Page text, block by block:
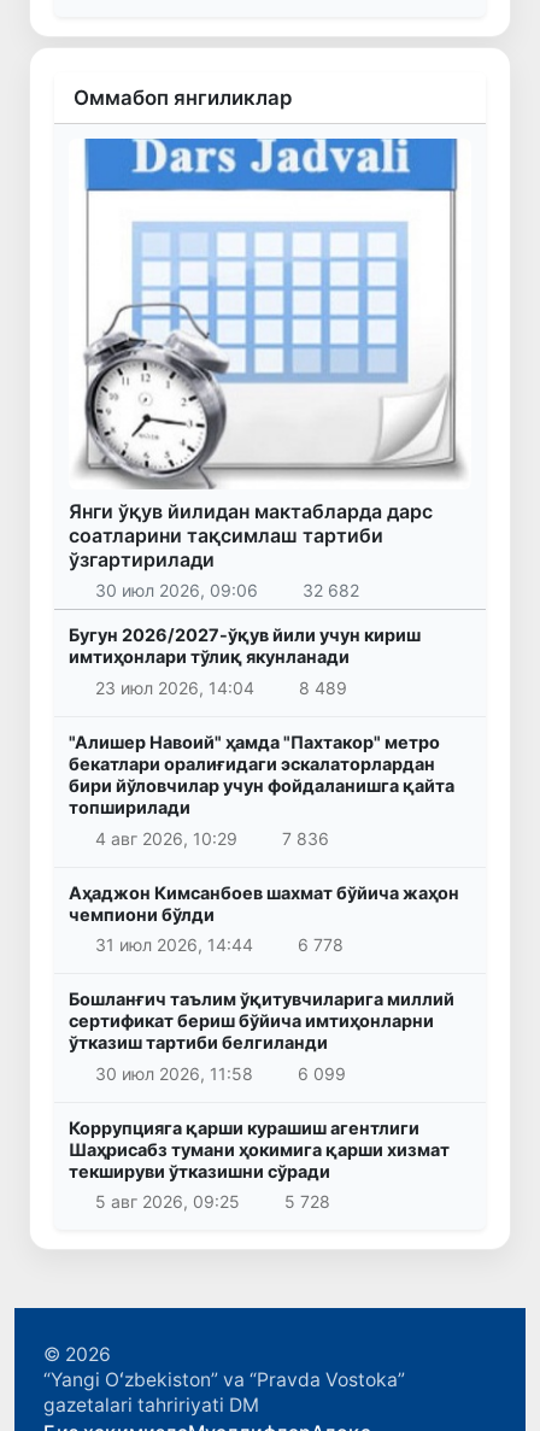
Оммабоп янгиликлар
Янги ўқув йилидан мактабларда дарс
соатларини тақсимлаш тартиби
ўзгартирилади
30 июл 2026, 09:06 32 682
Бугун 2026/2027-ўқув йили учун кириш
имтиҳонлари тўлиқ якунланади
23 июл 2026, 14:04
8 489
"Алишер Навоий" ҳамда "Пахтакор" метро
бекатлари оралиғидаги эскалаторлардан
бири йўловчилар учун фойдаланишга қайта
топширилади
4 авг 2026, 10:29
7 836
Аҳаджон Кимсанбоев шахмат бўйича жаҳон
чемпиони бўлди
31 июл 2026, 14:44
6 778
Бошланғич таълим ўқитувчиларига миллий
сертификат бериш бўйича имтиҳонларни
ўтказиш тартиби белгиланди
30 июл 2026, 11:58
6 099
Коррупцияга қарши курашиш агентлиги
Шаҳрисабз тумани ҳокимига қарши хизмат
текшируви ўтказишни сўради
5 авг 2026, 09:25
5 728
© 2026
“Yangi Oʻzbekiston” va “Pravda Vostoka”
gazetalari tahririyati DM